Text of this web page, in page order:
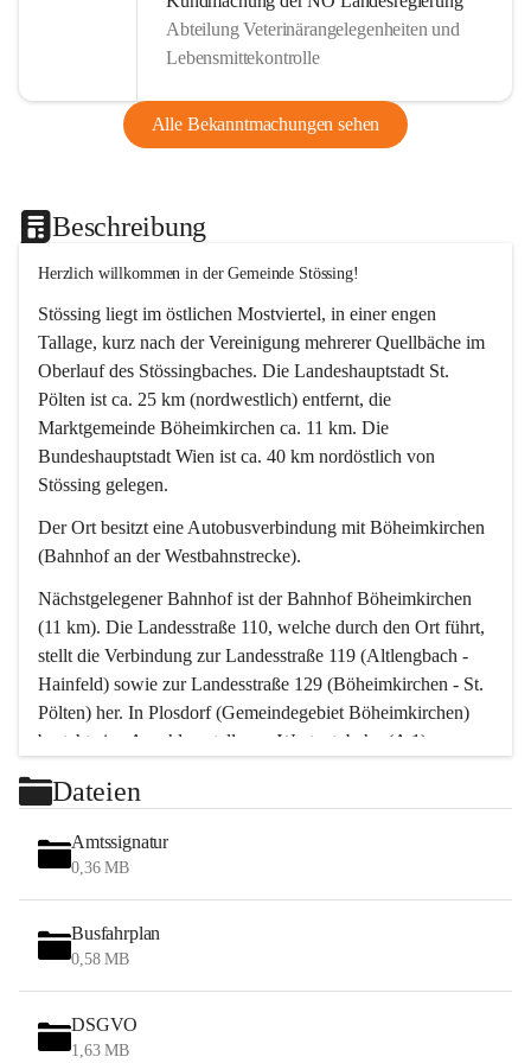
Abteilung Veterinärangelegenheiten und
Lebensmittekontrolle
Alle Bekanntmachungen sehen
Beschreibung
Herzlich willkommen in der Gemeinde Stössing!
Stössing liegt im östlichen Mostviertel, in einer engen
Tallage, kurz nach der Vereinigung mehrerer Quellbäche im
Oberlauf des Stössingbaches. Die Landeshauptstadt St.
Pölten ist ca. 25 km (nordwestlich) entfernt, die
Marktgemeinde Böheimkirchen ca. 11 km. Die
Bundeshauptstadt Wien ist ca. 40 km nordöstlich von
Stössing gelegen.
Der Ort besitzt eine Autobusverbindung mit Böheimkirchen
(Bahnhof an der Westbahnstrecke).
Nächstgelegener Bahnhof ist der Bahnhof Böheimkirchen
(11 km). Die Landesstraße 110, welche durch den Ort führt,
stellt die Verbindung zur Landesstraße 119 (Altlengbach -
Hainfeld) sowie zur Landesstraße 129 (Böheimkirchen - St.
Pölten) her. In Plosdorf (Gemeindegebiet Böheimkirchen)
besteht eine Anschlussstelle zur Westautobahn (A 1).
Wien erreicht man in ca. 45 Minuten.
Stössing zählt noch zum Naherholungsraum Wien sowie
zum Naherholungsraum St. Pölten. Viele Bauernhöfe hatten
„ihre Wiener“. Seit 1960 bauten viele Wiener
Wochenendhäuser im Gemeindegebiet. Wegen des
waldreichen Jagdgebietes haben viele Jagdpächter ihre
Das Wandern ist aus touristischer Sicht die bedeutendste
Tätigkeit. Das hügelige Gebiet mit Wanderwegen durch
Dateien
Amtssignatur
0,36 MB
Busfahrplan
0,58 MB
DSGVO
1,63 MB